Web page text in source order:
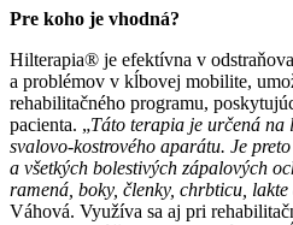
Pre koho je vhodná?
Hilterapia® je efektívna v
a problémov v kĺbovej mobilite,
rehabilitačného programu,
pacienta. „Táto terapia je určená
svalovo-kostrového aparátu. Je
a všetkých bolestivých zápalových
ramená, boky, členky, chrbticu, lakte
Váhová. Využíva sa aj pri